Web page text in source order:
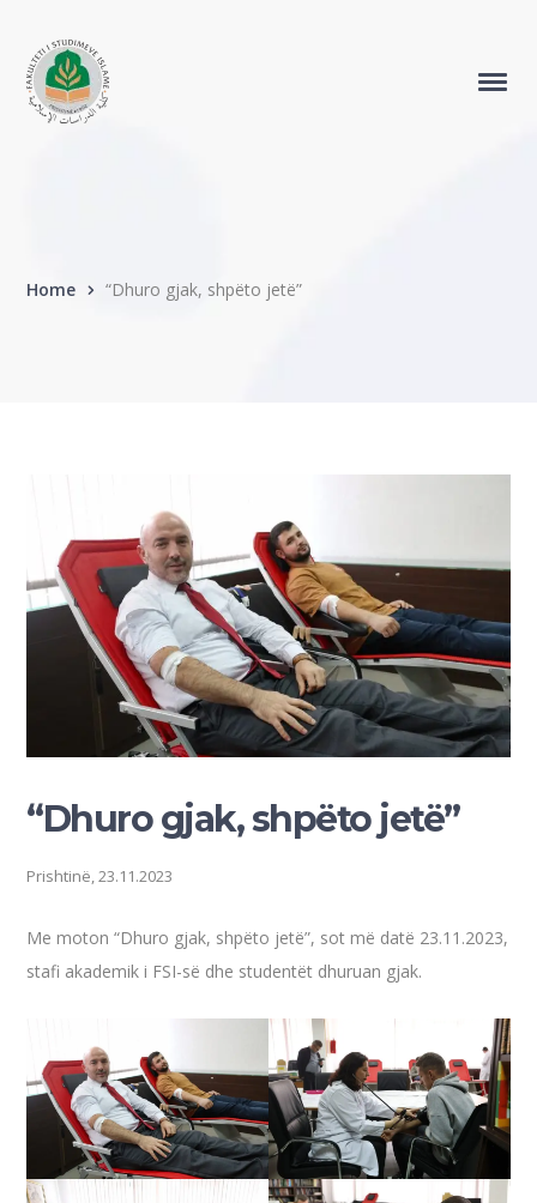
Home “Dhuro gjak, shpëto jetë”
“Dhuro gjak, shpëto jetë”
Prishtinë, 23.11.2023
Me moton “Dhuro gjak, shpëto jetë”, sot më datë 23.11.2023,
stafi akademik i FSI-së dhe studentët dhuruan gjak.